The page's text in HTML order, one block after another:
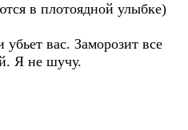
в плотоядной улыбке)
вас. Заморозит все
Я не шучу.